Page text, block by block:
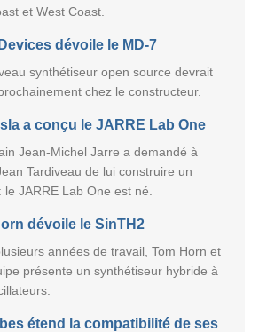
et West Coast.
dévoile le MD-7
synthétiseur open source devrait
chez le constructeur.
a conçu le JARRE Lab One
Jean-Michel Jarre a demandé à
Tardiveau de lui construire un
le JARRE Lab One est né.
dévoile le SinTH2
années de travail, Tom Horn et
présente un synthétiseur hybride à
étend la compatibilité de ses